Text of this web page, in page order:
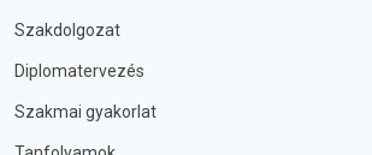
Szakdolgozat
Diplomatervezés
Szakmai gyakorlat